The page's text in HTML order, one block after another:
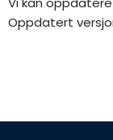
Oppdatert